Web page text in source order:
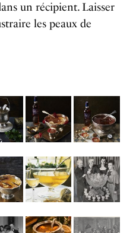
un récipient. Laisser
les peaux de